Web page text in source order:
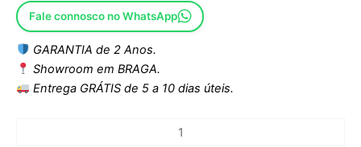
Fale connosco no WhatsApp
GARANTIA de 2 Anos.
Showroom em BRAGA.
Entrega GRÁTIS de 5 a 10 dias úteis.